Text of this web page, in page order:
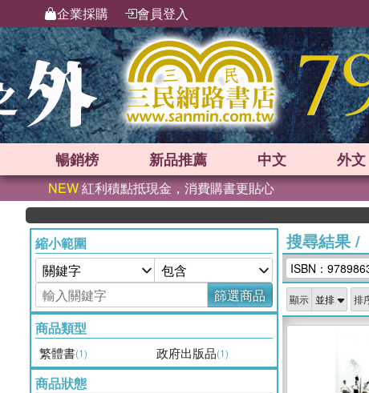
企業採購 會員登入
暢銷榜 新品推薦 中文 外文
NEW紅利積點抵現金，消費購書更貼心
縮小範圍
篩選商品
商品類型
繁體書(1) 政府出版品(1)
商品狀態
搜尋結果/
ISBN：
顯示 排